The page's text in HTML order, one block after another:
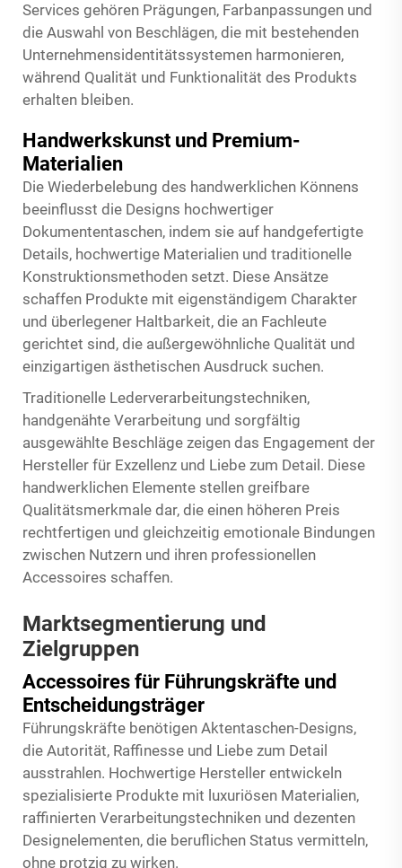
Services gehören Prägungen, Farbanpassungen und
die Auswahl von Beschlägen, die mit bestehenden
Unternehmensidentitätssystemen harmonieren,
während Qualität und Funktionalität des Produkts
erhalten bleiben.
Handwerkskunst und Premium-
Materialien
Die Wiederbelebung des handwerklichen Könnens
beeinflusst die Designs hochwertiger
Dokumententaschen, indem sie auf handgefertigte
Details, hochwertige Materialien und traditionelle
Konstruktionsmethoden setzt. Diese Ansätze
schaffen Produkte mit eigenständigem Charakter
und überlegener Haltbarkeit, die an Fachleute
gerichtet sind, die außergewöhnliche Qualität und
einzigartigen ästhetischen Ausdruck suchen.
Traditionelle Lederverarbeitungstechniken,
handgenähte Verarbeitung und sorgfältig
ausgewählte Beschläge zeigen das Engagement der
Hersteller für Exzellenz und Liebe zum Detail. Diese
handwerklichen Elemente stellen greifbare
Qualitätsmerkmale dar, die einen höheren Preis
rechtfertigen und gleichzeitig emotionale Bindungen
zwischen Nutzern und ihren professionellen
Accessoires schaffen.
Marktsegmentierung und
Zielgruppen
Accessoires für Führungskräfte und
Entscheidungsträger
Führungskräfte benötigen Aktentaschen-Designs,
die Autorität, Raffinesse und Liebe zum Detail
ausstrahlen. Hochwertige Hersteller entwickeln
spezialisierte Produkte mit luxuriösen Materialien,
raffinierten Verarbeitungstechniken und dezenten
Designelementen, die beruflichen Status vermitteln,
ohne protzig zu wirken.